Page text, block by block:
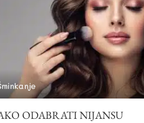
ODABRATI NIJANSU